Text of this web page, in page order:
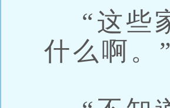
“这些
什么啊。”